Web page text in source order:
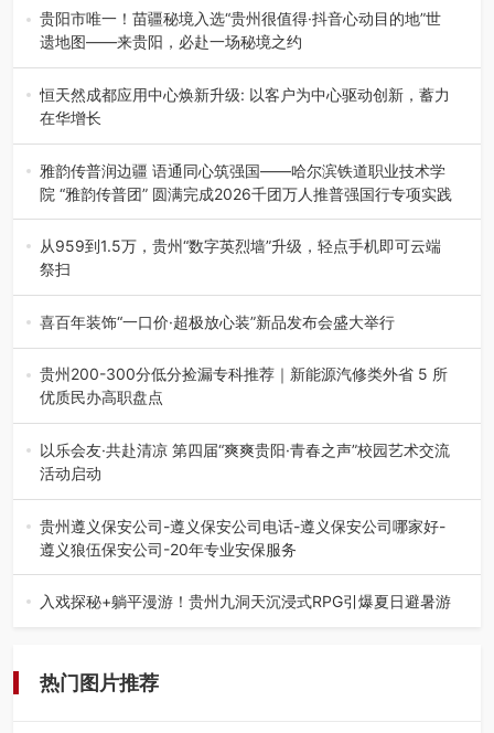
界文化遗产地海龙屯核心景区…
贵阳市唯一！苗疆秘境入选“贵州很值得·抖音心动目的地”世
遗地图——来贵阳，必赴一场秘境之约
2026年7月21日，2026年“贵州很值得”暨抖音“心动目的
地”（贵州站）主题…
恒天然成都应用中心焕新升级: 以客户为中心驱动创新，蓄力
在华增长
融合全球研发实力与本土洞察，深化客户共创，赋能西南市
场创新发展 （7月27日，成…
雅韵传普润边疆 语通同心筑强国——哈尔滨铁道职业技术学
院 “雅韵传普团” 圆满完成2026千团万人推普强国行专项实践
为扎实推进2026“千团万人推普强国行”大学生暑期社会实
践，牢牢紧扣 “雅韵传普…
从959到1.5万，贵州“数字英烈墙”升级，轻点手机即可云端
祭扫
八一建军节到来之际，由贵州省退役军人事务厅指导，贵阳
市退役军人事务局联合贵州广电…
喜百年装饰“一口价·超极放心装”新品发布会盛大举行
2026年7月31日，喜百年装饰“一口价·超极放心装”新品发布
会在贵阳隆重举行。…
贵州200-300分低分捡漏专科推荐｜新能源汽修类外省 5 所
优质民办高职盘点
在贵州省高考志愿填报体系中，200至300分数段考生可选择
的省内工科、新能源汽车…
以乐会友·共赴清凉 第四届“爽爽贵阳·青春之声”校园艺术交流
活动启动
七月的贵阳，清风送爽，第四届“爽爽贵阳·青春之声”校园管
弦乐（合唱）艺术交流活动…
贵州遵义保安公司-遵义保安公司电话-遵义保安公司哪家好-
遵义狼伍保安公司-20年专业安保服务
在遵义，不管是企业园区运营、小区物业管理、建筑工地施
工、商业商场经营，还是举办各…
入戏探秘+躺平漫游！贵州九洞天沉浸式RPG引爆夏日避暑游
热门图片推荐